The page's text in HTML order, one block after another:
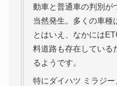
動車と普通車の判別が
当然発生。多くの車種
とはいえ、なかには
料道路も存在している
るようです。
特にダイハツ ミラジ